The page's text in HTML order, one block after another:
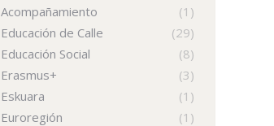
Acompañamiento
(1)
Educación de Calle
(29)
Educación Social
(8)
Erasmus+
(3)
Eskuara
(1)
Euroregión
(1)